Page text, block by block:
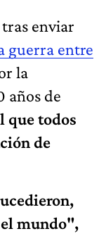
enviar
guerra entre
la
años de
que todos
de
mundo",